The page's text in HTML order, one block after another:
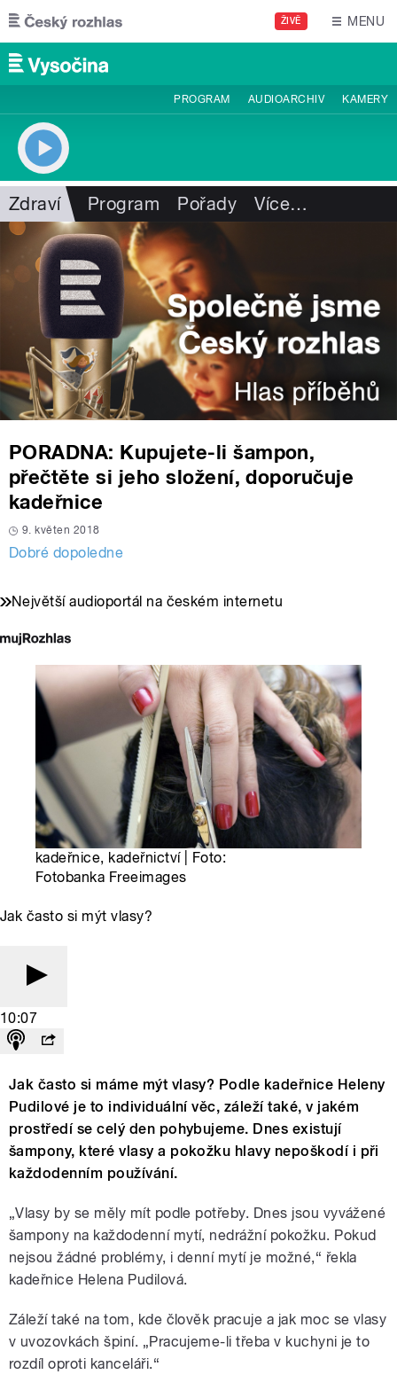
Přejít k hlavnímu obsahu
ŽIVĚ MENU
PROGRAM AUDIOARCHIV KAMERY
Zdraví Program Pořady Více…
PORADNA: Kupujete-li šampon,
přečtěte si jeho složení, doporučuje
kadeřnice
9. květen 2018
Dobré dopoledne
Největší audioportál na českém internetu
kadeřnice, kadeřnictví | Foto:
Fotobanka Freeimages
Jak často si mýt vlasy?
10:07
Jak často si máme mýt vlasy? Podle kadeřnice Heleny
Pudilové je to individuální věc, záleží také, v jakém
prostředí se celý den pohybujeme. Dnes existují
šampony, které vlasy a pokožku hlavy nepoškodí i při
každodenním používání.
„Vlasy by se měly mít podle potřeby. Dnes jsou vyvážené
šampony na každodenní mytí, nedrážní pokožku. Pokud
nejsou žádné problémy, i denní mytí je možné,“ řekla
kadeřnice Helena Pudilová.
Záleží také na tom, kde člověk pracuje a jak moc se vlasy
v uvozovkách špiní. „Pracujeme-li třeba v kuchyni je to
rozdíl oproti kanceláři.“